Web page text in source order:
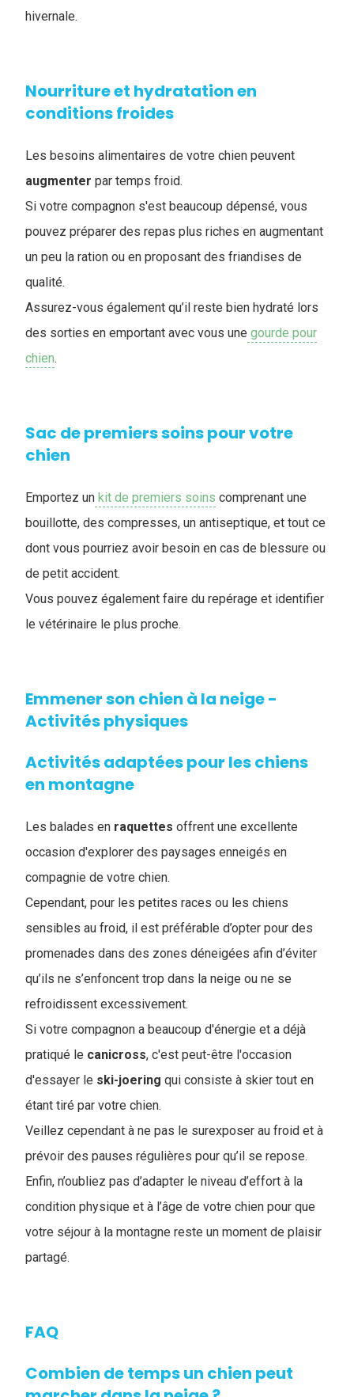
hivernale.
Nourriture et hydratation en
conditions froides
Les besoins alimentaires de votre chien peuvent
augmenter par temps froid.
Si votre compagnon s'est beaucoup dépensé, vous
pouvez préparer des repas plus riches en augmentant
un peu la ration ou en proposant des friandises de
qualité.
Assurez-vous également qu’il reste bien hydraté lors
des sorties en emportant avec vous une gourde pour
chien.
Sac de premiers soins pour votre
chien
Emportez un kit de premiers soins comprenant une
bouillotte, des compresses, un antiseptique, et tout ce
dont vous pourriez avoir besoin en cas de blessure ou
de petit accident.
Vous pouvez également faire du repérage et identifier
le vétérinaire le plus proche.
Emmener son chien à la neige -
Activités physiques
Activités adaptées pour les chiens
en montagne
Les balades en raquettes offrent une excellente
occasion d'explorer des paysages enneigés en
compagnie de votre chien.
Cependant, pour les petites races ou les chiens
sensibles au froid, il est préférable d’opter pour des
promenades dans des zones déneigées afin d’éviter
qu’ils ne s’enfoncent trop dans la neige ou ne se
refroidissent excessivement.
Si votre compagnon a beaucoup d'énergie et a déjà
pratiqué le canicross, c'est peut-être l'occasion
d'essayer le ski-joering qui consiste à skier tout en
étant tiré par votre chien.
Veillez cependant à ne pas le surexposer au froid et à
prévoir des pauses régulières pour qu’il se repose.
Enfin, n’oubliez pas d’adapter le niveau d’effort à la
condition physique et à l’âge de votre chien pour que
votre séjour à la montagne reste un moment de plaisir
partagé.
FAQ
Combien de temps un chien peut